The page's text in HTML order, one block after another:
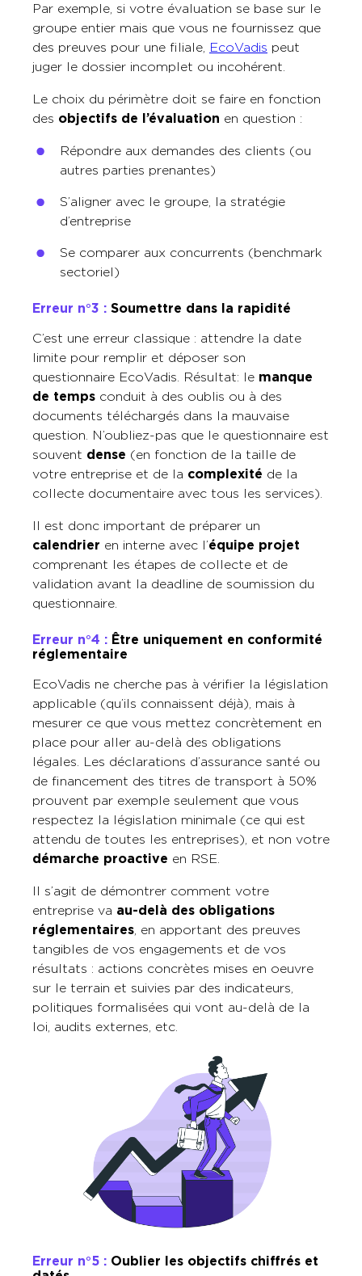
Par exemple, si votre évaluation se base sur le
groupe entier mais que vous ne fournissez que
des preuves pour une filiale, EcoVadis peut
juger le dossier incomplet ou incohérent.
Le choix du périmètre doit se faire en fonction
des objectifs de l’évaluation en question :
Répondre aux demandes des clients (ou
autres parties prenantes)
S’aligner avec le groupe, la stratégie
d’entreprise
Se comparer aux concurrents (benchmark
sectoriel)
Erreur n°3 : Soumettre dans la rapidité
C’est une erreur classique : attendre la date
limite pour remplir et déposer son
questionnaire EcoVadis. Résultat : le manque
de temps conduit à des oublis ou à des
documents téléchargés dans la mauvaise
question. N’oubliez-pas que le questionnaire est
souvent dense (en fonction de la taille de
votre entreprise et de la complexité de la
collecte documentaire avec tous les services).
Il est donc important de préparer un
calendrier en interne avec l’équipe projet
comprenant les étapes de collecte et de
validation avant la deadline de soumission du
questionnaire.
Erreur n°4 : Être uniquement en conformité
réglementaire
EcoVadis ne cherche pas à vérifier la législation
applicable (qu’ils connaissent déjà), mais à
mesurer ce que vous mettez concrètement en
place pour aller au-delà des obligations
légales. Les déclarations d’assurance santé ou
de financement des titres de transport à 50%
prouvent par exemple seulement que vous
respectez la législation minimale (ce qui est
attendu de toutes les entreprises), et non votre
démarche proactive en RSE.
Il s’agit de démontrer comment votre
entreprise va au-delà des obligations
réglementaires, en apportant des preuves
tangibles de vos engagements et de vos
résultats : actions concrètes mises en oeuvre
sur le terrain et suivies par des indicateurs,
politiques formalisées qui vont au-delà de la
loi, audits externes, etc.
Erreur n°5 : Oublier les objectifs chiffrés et